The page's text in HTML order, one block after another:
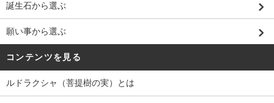
誕生石から選ぶ
願い事から選ぶ
コンテンツを見る
ルドラクシャ（菩提樹の実）とは